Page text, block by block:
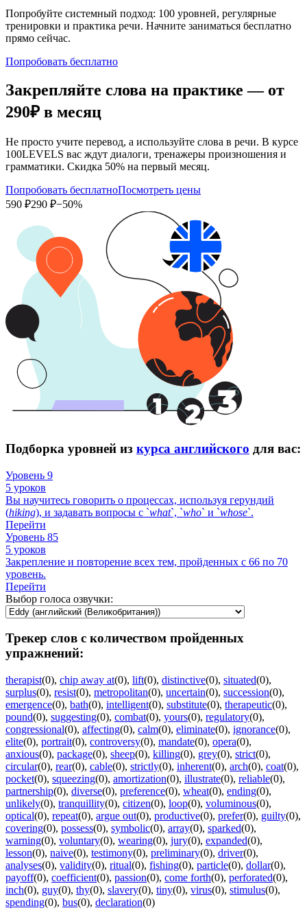
Попробуйте системный подход: 100 уровней, регулярные
тренировки и практика речи. Начните заниматься бесплатно
прямо сейчас.
Попробовать бесплатно
Закрепляйте слова на практике — от
290₽ в месяц
Не просто учите перевод, а используйте слова в речи. В курсе
100LEVELS вас ждут диалоги, тренажеры произношения и
грамматики. Скидка 50% на первый месяц.
Попробовать бесплатноПосмотреть цены
590 ₽290 ₽−50%
Подборка уровней из курса английского для вас:
Уровень 9
5 уроков
Вы научитесь говорить о процессах, используя герундий
(hiking), и задавать вопросы с `what`, `who` и `whose`.
Перейти
Уровень 85
5 уроков
Закрепление и повторение всех тем, пройденных с 66 по 70
уровень.
Перейти
Выбор голоса озвучки:
Трекер слов с количеством пройденных
упражнений:
therapist(0), chip away at(0), lift(0), distinctive(0), situated(0),
surplus(0), resist(0), metropolitan(0), uncertain(0), succession(0),
emergence(0), bath(0), intelligent(0), substitute(0), therapeutic(0),
pound(0), suggesting(0), combat(0), yours(0), regulatory(0),
congressional(0), affecting(0), calm(0), eliminate(0), ignorance(0),
elite(0), portrait(0), controversy(0), mandate(0), opera(0),
anxious(0), package(0), sheep(0), killing(0), grey(0), strict(0),
circular(0), rear(0), cable(0), strictly(0), inherent(0), arch(0), coat(0),
pocket(0), squeezing(0), amortization(0), illustrate(0), reliable(0),
partnership(0), diverse(0), preference(0), wheat(0), ending(0),
unlikely(0), tranquillity(0), citizen(0), loop(0), voluminous(0),
optical(0), repeat(0), argue out(0), productive(0), prefer(0), guilty(0),
covering(0), possess(0), symbolic(0), array(0), sparked(0),
warning(0), voluntary(0), wearing(0), jury(0), expanded(0),
lesson(0), naive(0), testimony(0), preliminary(0), driver(0),
analyses(0), validity(0), ritual(0), fishing(0), particle(0), dollar(0),
payoff(0), coefficient(0), passion(0), come forth(0), perforated(0),
inch(0), guy(0), thy(0), slavery(0), tiny(0), virus(0), stimulus(0),
spending(0), bus(0), declaration(0)